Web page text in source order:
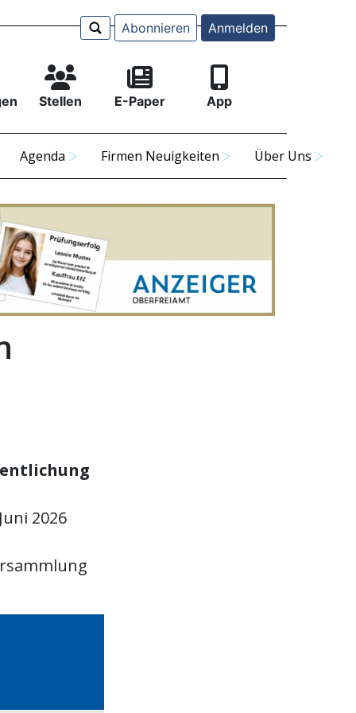
Abonnieren Anmelden
Stellen E-Paper App
Agenda Firmen Neuigkeiten Über Uns
2026